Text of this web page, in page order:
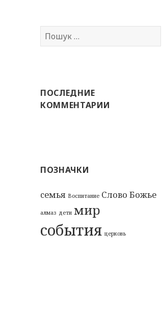
Пошук:
ПОСЛЕДНИЕ
КОММЕНТАРИИ
ПОЗНАЧКИ
cемья Воспитание Слово Божье
алмаз дети мир
события церковь